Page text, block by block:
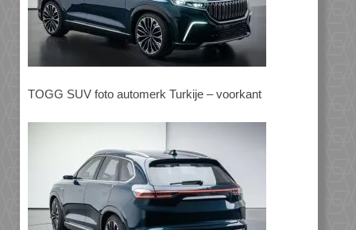
TOGG SUV foto automerk Turkije – voorkant